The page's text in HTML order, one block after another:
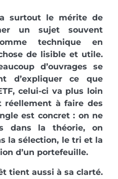
surtout le mérite de
un sujet souvent
technique en
de lisible et utile.
d’ouvrages se
d’expliquer ce que
celui-ci va plus loin
réellement à faire des
est concret : on ne
dans la théorie, on
la sélection, le tri et la
d’un portefeuille.
tient aussi à sa clarté.